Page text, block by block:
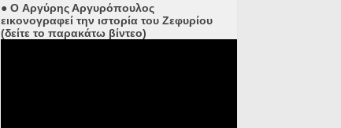
● O Αργύρης Αργυρόπουλος
εικονογραφεί την ιστορία του Ζεφυρίου
(δείτε το παρακάτω βίντεο)